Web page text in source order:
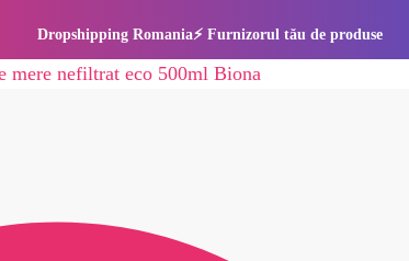
Dropshipping Romania⚡ Furnizorul tău de produse